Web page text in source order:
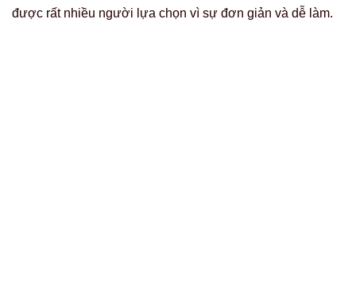
được rất nhiều người lựa chọn vì sự đơn giản và dễ làm.